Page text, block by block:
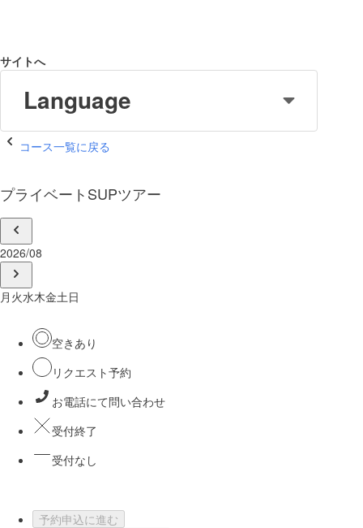
サイトへ
Language
コース一覧に戻る
プライベートSUPツアー
2026/08
月 火水木金土日
空きあり
リクエスト予約
お電話にて問い合わせ
受付終了
受付なし
予約申込に進む